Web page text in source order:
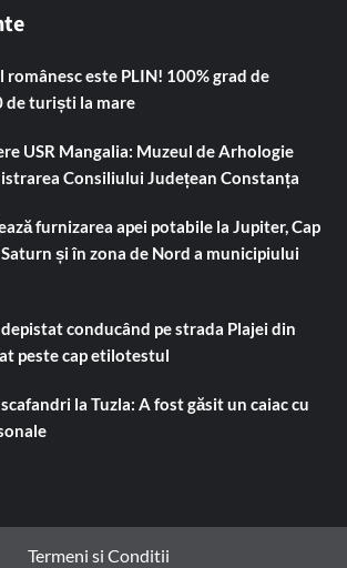
este PLIN! 100% grad de
de turiști la mare
USR Mangalia: Muzeul de Arhologie
Consiliului Județean Constanța
furnizarea apei potabile la Jupiter, Cap
și în zona de Nord a municipiului
conducând pe strada Plajei din
peste cap etilotestul
la Tuzla: A fost găsit un caiac cu
Termeni si Conditii